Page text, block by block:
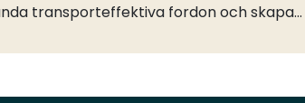
transporteffektiva fordon och skapa
på förslagen, som ligger i linje med flera